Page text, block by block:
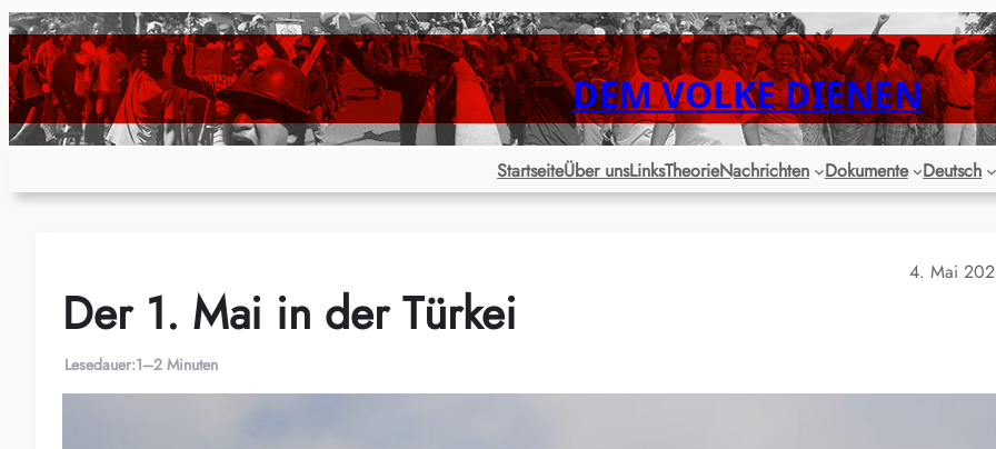
Zum
Inhalt
springen
DEM VOLKE DIENEN
StartseiteÜber unsLinksTheorieNachrichten Dokumente Deutsch
4. Mai
Der 1. Mai in der Türkei
Lesedauer:1–2 Minuten